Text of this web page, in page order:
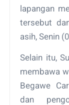
lapangan
tersebut
asih, Senin
Selain itu,
membawa
Begawe
dan